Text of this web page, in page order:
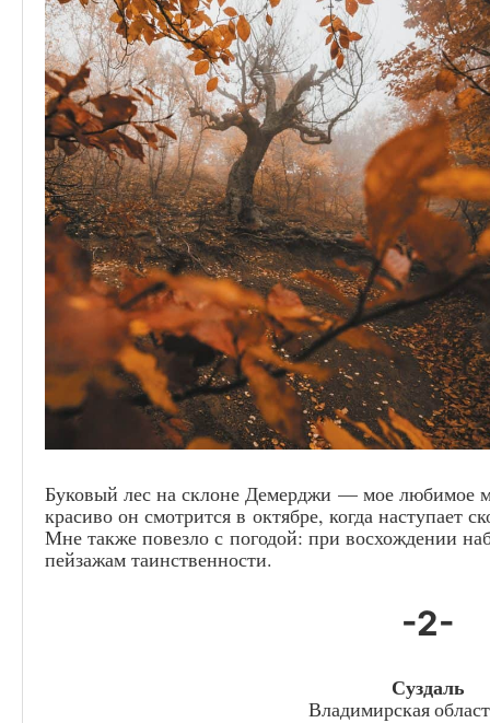
Буковый лес на склоне Демерджи — мое любимое
красиво он смотрится в октябре, когда наступает
Мне также повезло с погодой: при восхождении
пейзажам таинственности.
-2-
Суздаль
Владимирская